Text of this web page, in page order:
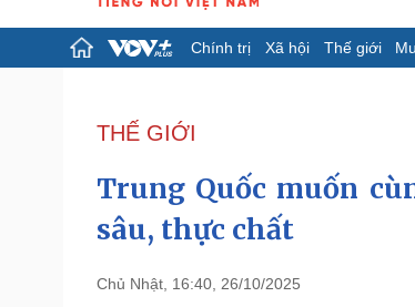
Chính trị Xã hội Thế giới
Đảng
Tổ chức nhân sự
Nhận diện sự thật
Giáo dục
Dấu ấn VOV
Pháp luật
THẾ GIỚI
Trung Quốc muốn
sâu, thực chất
Chủ Nhật, 16:40, 26/10/2025